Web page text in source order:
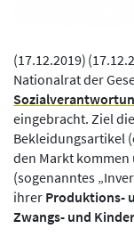
(17.12.2019)
Nationalrat der
eingebracht. Ziel
Bekleidungsartikel
den Markt
(sogenanntes
ihrer Produktions-
Zwangs- und